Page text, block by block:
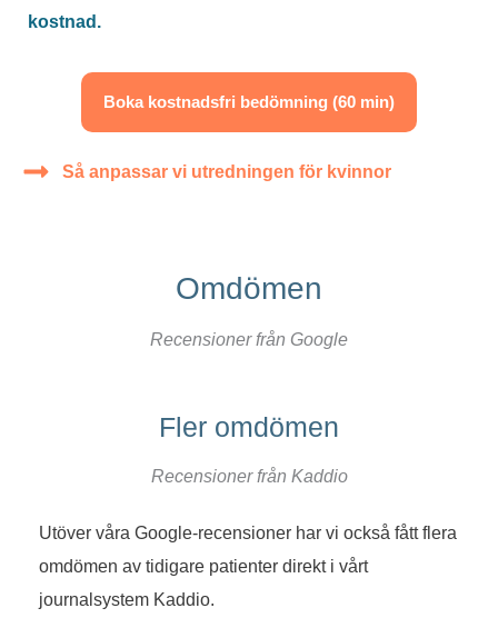
kostnad.
Boka kostnadsfri bedömning (60 min)
Så anpassar vi utredningen för kvinnor
Omdömen
Recensioner från Google
Fler omdömen
Recensioner från Kaddio
Utöver våra Google-recensioner har vi också fått flera
omdömen av tidigare patienter direkt i vårt
journalsystem Kaddio.